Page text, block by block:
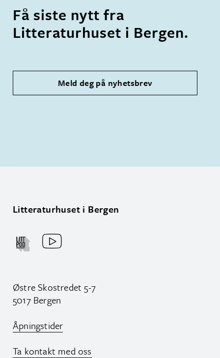
Få siste nytt fra
Litteraturhuset i Bergen.
Meld deg på nyhetsbrev
Litteraturhuset i Bergen
Østre Skostredet 5-7
5017 Bergen
Åpningstider
Ta kontakt med oss